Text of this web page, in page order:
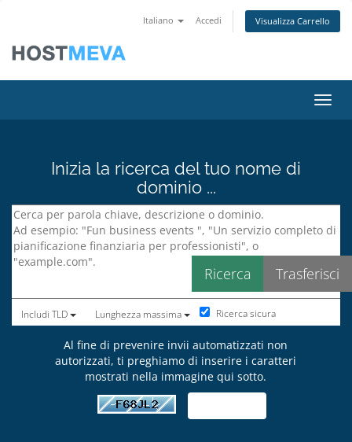
Italiano Accedi Visualizza Carrello
Inizia la ricerca del tuo nome di
dominio ...
Includi TLD Lunghezza massima Ricerca sicura
Al fine di prevenire invii automatizzati non
autorizzati, ti preghiamo di inserire i caratteri
mostrati nella immagine qui sotto.